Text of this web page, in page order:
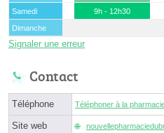
Samedi
9h - 12h30
Dimanche
Signaler une erreur
Contact
Téléphone Téléphoner à la
Site web